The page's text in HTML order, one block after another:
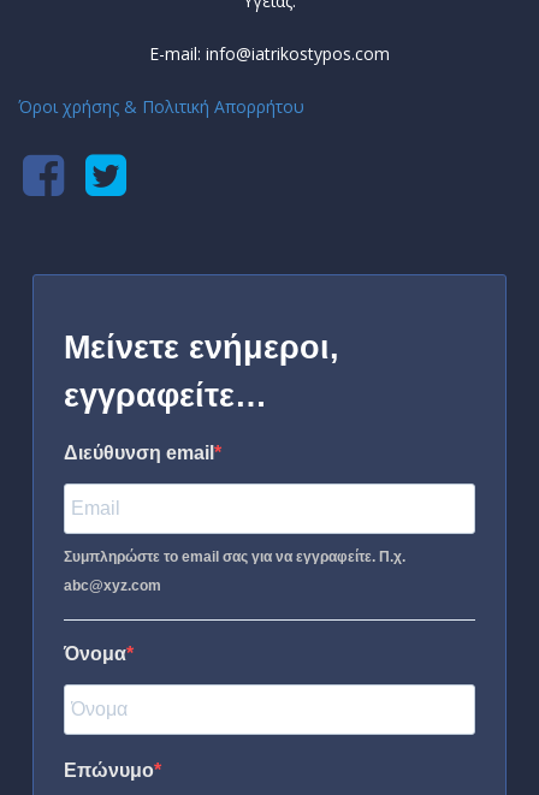
E-mail: info@iatrikostypos.com
Όροι χρήσης & Πολιτική Απορρήτου
Μείνετε ενήμεροι,
εγγραφείτε…
Διεύθυνση email
Συμπληρώστε το email σας για να εγγραφείτε. Π.χ.
abc@xyz.com
Όνομα
Επώνυμο